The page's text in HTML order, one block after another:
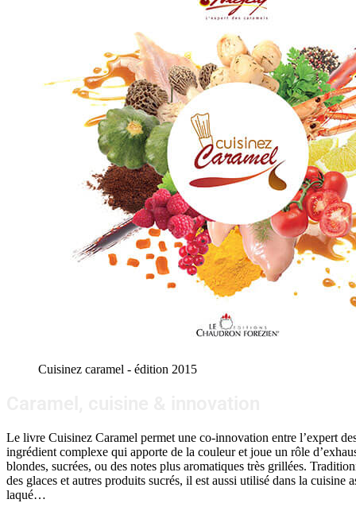
Cuisinez caramel - édition 2015
Le livre Cuisinez Caramel permet une co-innovation entre l’expert
ingrédient complexe qui apporte de la couleur et joue un rôle
blondes, sucrées, ou des notes plus aromatiques très grillées.
des glaces et autres produits sucrés, il est aussi utilisé dans la cuisine
laqué…